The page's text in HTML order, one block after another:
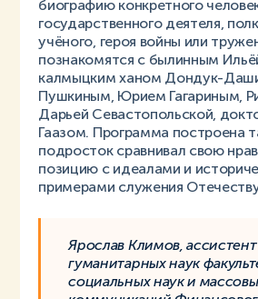
биографию конкретного
государственного деятеля,
учёного, героя войны или
познакомятся с былинным
калмыцким ханом Дондук-
Пушкиным, Юрием Гагариным,
Дарьей Севастопольской,
Гаазом. Программа построена
подросток сравнивал свою
позицию с идеалами и
примерами служения
Ярослав Климов,
гуманитарных наук
социальных наук и